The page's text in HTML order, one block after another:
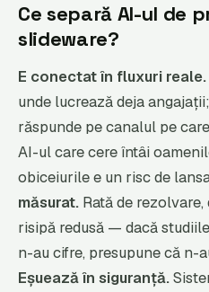
Ce separă AI-ul de
slideware?
E conectat în fluxuri reale.
unde lucrează deja
răspunde pe canalul pe
AI-ul care cere întâi
obiceiurile e un risc de
măsurat. Rată de
risipă redusă — dacă
n-au cifre, presupune că n-
Eșuează în siguranță.